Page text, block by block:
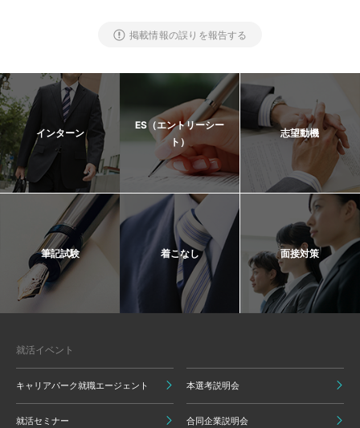
掲載情報の誤りを報告する
インターン
ES（エントリーシー
ト）
志望動機
筆記試験 着こなし 面接対策
就活イベント
キャリアパーク就職エージェント 本選考説明会
就活セミナー 合同企業説明会